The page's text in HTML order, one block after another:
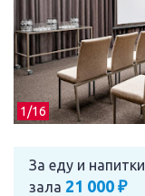
1/16
За еду и напитки
зала 21 000 ₽